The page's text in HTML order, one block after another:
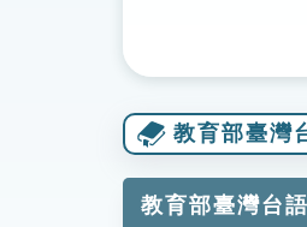
教育部臺灣
教育部臺灣台